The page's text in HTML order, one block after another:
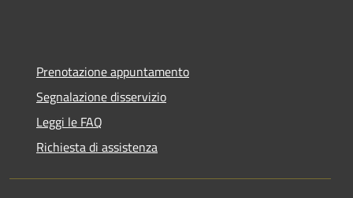
Prenotazione appuntamento
Segnalazione disservizio
Leggi le FAQ
Richiesta di assistenza